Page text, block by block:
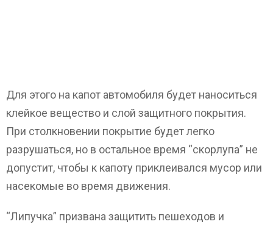
Для этого на капот автомобиля будет наноситься
клейкое вещество и слой защитного покрытия.
При столкновении покрытие будет легко
разрушаться, но в остальное время “скорлупа” не
допустит, чтобы к капоту приклеивался мусор или
насекомые во время движения.
“Липучка” призвана защитить пешеходов и